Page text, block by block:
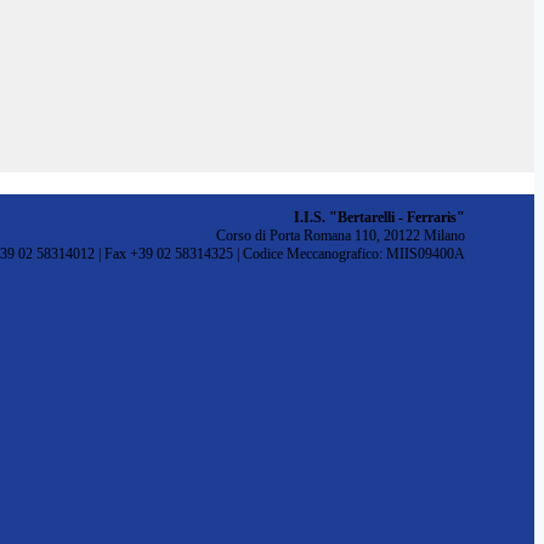
I.I.S. "Bertarelli - Ferraris"
Corso di Porta Romana 110, 20122 Milano
02 58314012 | Fax +39 02 58314325 | Codice Meccanografico: MIIS09400A